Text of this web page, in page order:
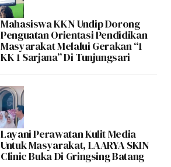
Mahasiswa KKN Undip Dorong
Penguatan Orientasi Pendidikan
Masyarakat Melalui Gerakan “1
KK 1 Sarjana” Di Tunjungsari
Layani Perawatan Kulit Media
Untuk Masyarakat, LAARYA SKIN
Clinic Buka Di Gringsing Batang